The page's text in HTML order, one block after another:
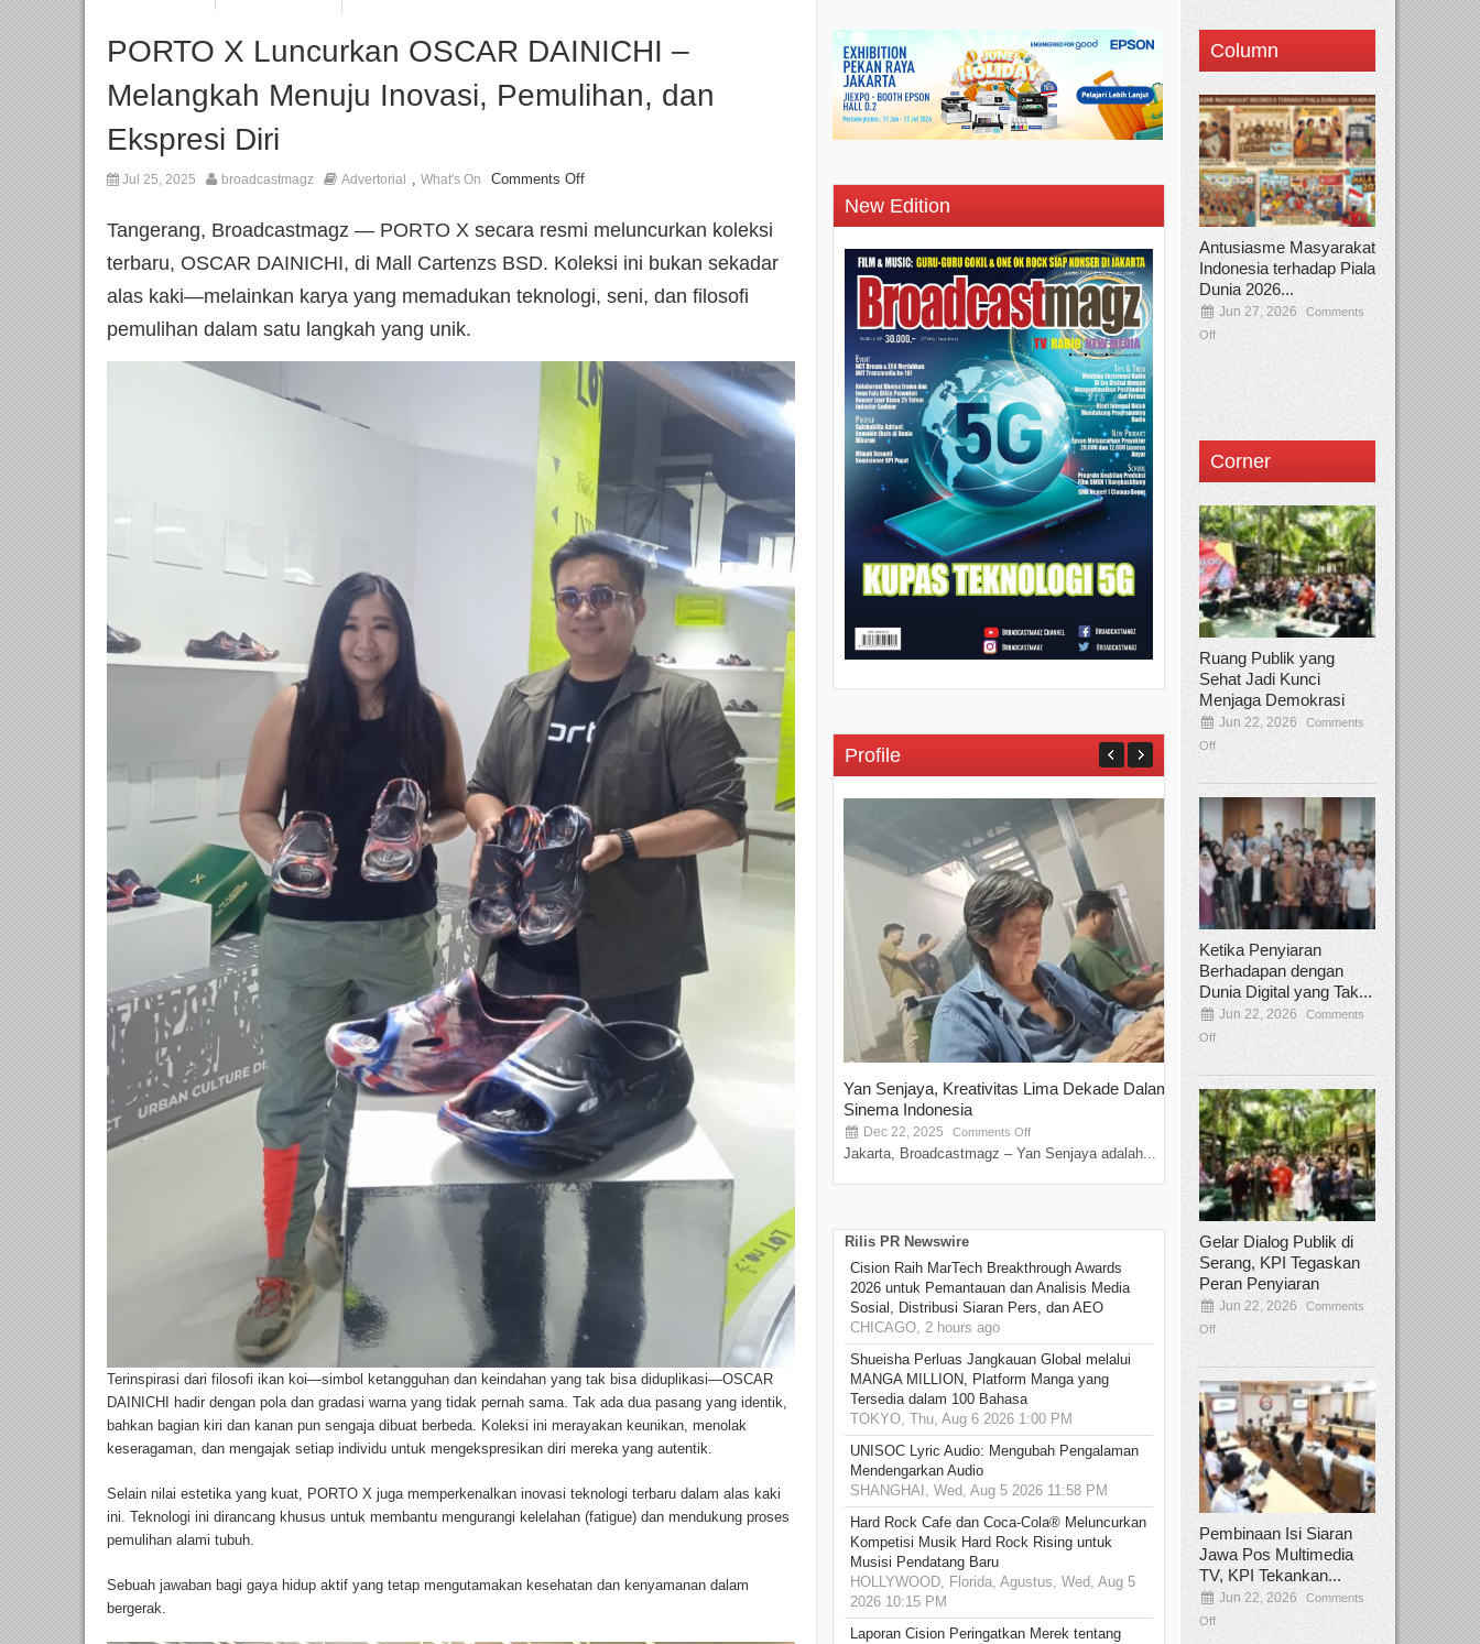
PORTO X Luncurkan OSCAR DAINICHI –
Melangkah Menuju Inovasi, Pemulihan, dan
Ekspresi Diri
Jul 25, 2025 broadcastmagz Advertorial , What's On Comments Off
Tangerang, Broadcastmagz — PORTO X secara resmi meluncurkan koleksi
terbaru, OSCAR DAINICHI, di Mall Cartenzs BSD. Koleksi ini bukan sekadar
alas kaki—melainkan karya yang memadukan teknologi, seni, dan filosofi
pemulihan dalam satu langkah yang unik.
Terinspirasi dari filosofi ikan koi—simbol ketangguhan dan keindahan yang tak bisa diduplikasi—OSCAR
DAINICHI hadir dengan pola dan gradasi warna yang tidak pernah sama. Tak ada dua pasang yang identik,
bahkan bagian kiri dan kanan pun sengaja dibuat berbeda. Koleksi ini merayakan keunikan, menolak
keseragaman, dan mengajak setiap individu untuk mengekspresikan diri mereka yang autentik.
Selain nilai estetika yang kuat, PORTO X juga memperkenalkan inovasi teknologi terbaru dalam alas kaki
ini. Teknologi ini dirancang khusus untuk membantu mengurangi kelelahan (fatigue) dan mendukung proses
pemulihan alami tubuh.
Sebuah jawaban bagi gaya hidup aktif yang tetap mengutamakan kesehatan dan kenyamanan dalam
bergerak.
New Edition
Profile
Yan Senjaya, Kreativitas Lima Dekade Dalam
Sinema Indonesia
Dec 22, 2025 Comments Off
Jakarta, Broadcastmagz – Yan Senjaya adalah...
Tamee Irelly Menjadi Juri Open
Film Terbaru...
Sep 08, 2025 Comments Off
Bekasi, Broadcastmagz – Dalam upaya
talenta...
Rilis PR Newswire
Cision Raih MarTech Breakthrough Awards
2026 untuk Pemantauan dan Analisis Media
Sosial, Distribusi Siaran Pers, dan AEO
CHICAGO, 2 hours ago
Shueisha Perluas Jangkauan Global melalui
MANGA MILLION, Platform Manga yang
Tersedia dalam 100 Bahasa
TOKYO, Thu, Aug 6 2026 1:00 PM
UNISOC Lyric Audio: Mengubah Pengalaman
Mendengarkan Audio
SHANGHAI, Wed, Aug 5 2026 11:58 PM
Hard Rock Cafe dan Coca-Cola® Meluncurkan
Kompetisi Musik Hard Rock Rising untuk
Musisi Pendatang Baru
HOLLYWOOD, Florida, Agustus, Wed, Aug 5
2026 10:15 PM
Laporan Cision Peringatkan Merek tentang
Column
Antusiasme Masyarakat
Indonesia terhadap Piala
Dunia 2026...
Jun 27, 2026
Comments
Off
Corner
Ruang Publik yang
Sehat Jadi Kunci
Menjaga Demokrasi
Jun 22, 2026
Comments
Off
Ketika Penyiaran
Berhadapan dengan
Dunia Digital yang Tak...
Jun 22, 2026
Comments
Off
Gelar Dialog Publik di
Serang, KPI Tegaskan
Peran Penyiaran
Jun 22, 2026
Comments
Off
Pembinaan Isi Siaran
Jawa Pos Multimedia
TV, KPI Tekankan...
Jun 22, 2026
Comments
Off